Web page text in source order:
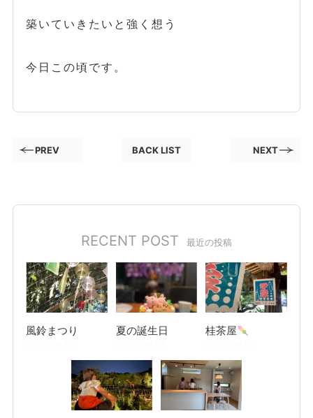
築いていきたいと強く想う
今日この頃です。
PREV BACK LIST NEXT
RECENT POST 最近の投稿
風鈴まつり 夏の誕生日 桂茶屋